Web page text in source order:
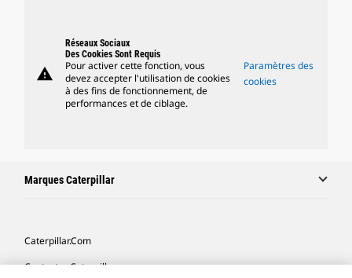
warning
Réseaux Sociaux
Des Cookies Sont Requis
Pour activer cette fonction, vous
devez accepter l'utilisation de cookies
à des fins de fonctionnement, de
performances et de ciblage.
Paramètres des
cookies
Marques Caterpillar
Caterpillar.com
Contacter Caterpillar